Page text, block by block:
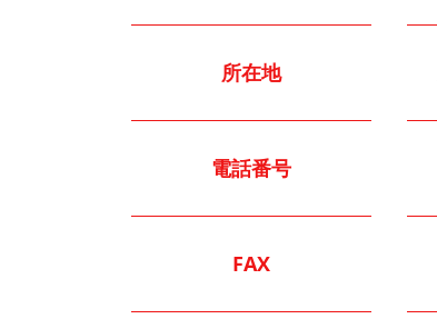
所在地
電話番号
FAX